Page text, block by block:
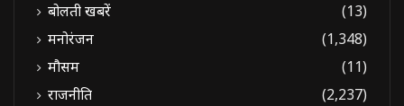
बोलती खबरें
(13)
मनोरंजन
(1,348)
मौसम
(11)
राजनीति
(2,237)